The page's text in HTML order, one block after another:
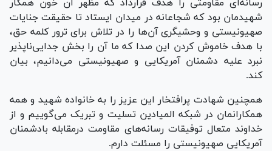
رسانه‌ای مقاومتی را هدف قرارداد که مظهر آن خون همکار
شهیدمان بود که شجاعانه در میدان ایستاد تا حقیقت جنایات
صهیونیستی و وحشیگری آن‌ها را در تلاش برای ترور کلمه حق،
با هدف خاموش کردن این صدا که ما آن را بخش جدایی‌ناپذیر
نبرد علیه دشمنان آمریکایی و صهیونیستی می‌دانیم، بیان
کند.
همچنین شهادت پرافتخار این عزیز را به خانواده شهید و همه
همکارانمان در شبکه المیادین تسلیت و تبریک می‌گوییم و از
خداوند متعال توفیقات رسانه‌های مقاومت درمقابله بادشمنان
آمریکایی صهیونیستی را مسئلت دارم.